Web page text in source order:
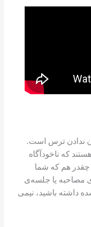
ندادن ترس است.
که ناخودآگاه
هم که شما
مصاحبه یا جلسه‌ی
داشته باشید، نیمی